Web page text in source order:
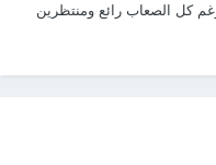
كل الصعاب رائع ومنتظرين